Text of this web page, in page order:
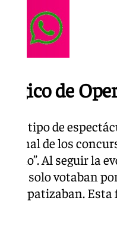
de
tipo de
de los
Al seguir la
no solo votaban
empatizaban.